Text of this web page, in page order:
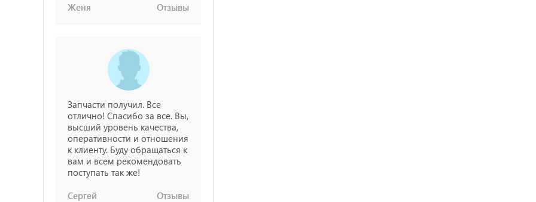
Женя
Отзывы
Запчасти получил. Все
отлично! Спасибо за все. Вы,
высший уровень качества,
оперативности и отношения
к клиенту. Буду обращаться к
вам и всем рекомендовать
поступать так же!
Сергей
Отзывы